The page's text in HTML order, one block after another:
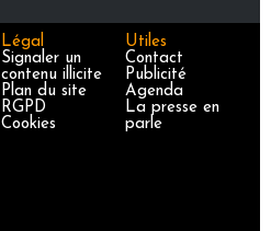
Légal
Signaler un
contenu illicite
Plan du site
RGPD
Cookies
Utiles
Contact
Publicité
Agenda
La presse en
parle